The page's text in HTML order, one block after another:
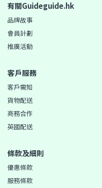
有關Guideguide.hk
品牌故事
會員計劃
推廣活動
客戶服務
客戶需知
貨物配送
商務合作
英國配送
條款及細則
優惠條款
服務條款